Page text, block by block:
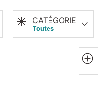
CATÉGORIE
Toutes